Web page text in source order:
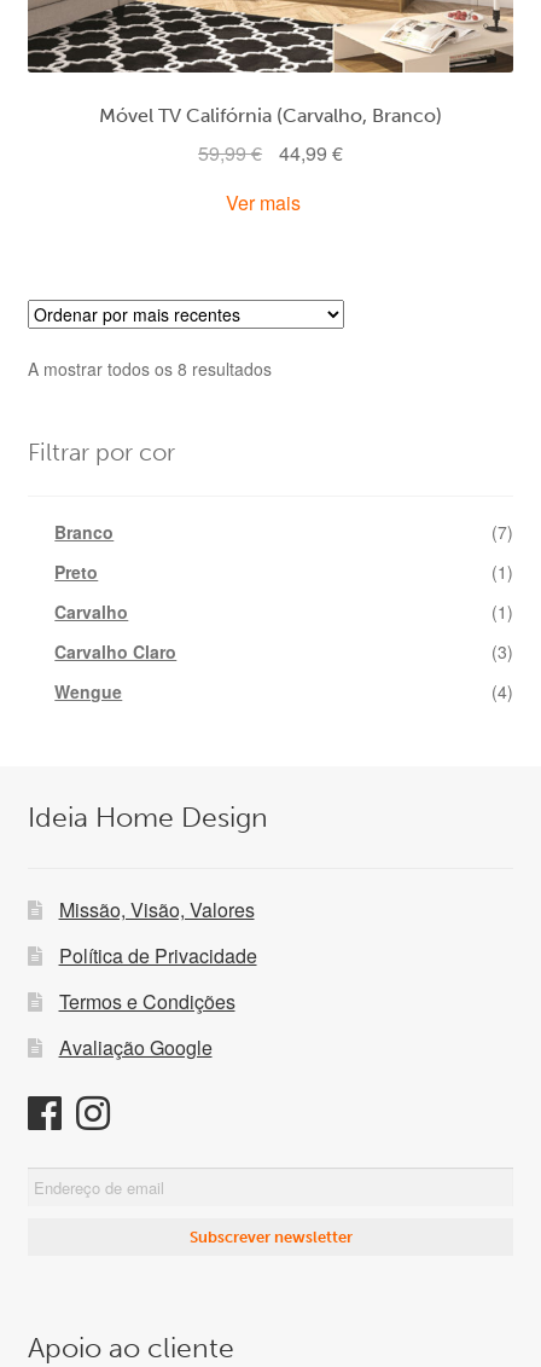
Móvel TV Califórnia (Carvalho, Branco)
59,99€
O
original
44,99 €O
Ver mais
A mostrar todos os 8 resultadosOrdenado
Filtrar por cor
Branco
(7)
Preto
(1)
Carvalho
(1)
Carvalho Claro
(3)
Wengue
(4)
Ideia Home Design
Missão, Visão, Valores
Política de Privacidade
Termos e Condições
Avaliação Google
Apoio ao cliente